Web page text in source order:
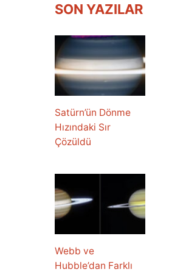
SON YAZILAR
Satürn’ün Dönme
Hızındaki Sır
Çözüldü
Webb ve
Hubble’dan Farklı